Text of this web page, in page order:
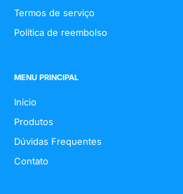
Termos de serviço
Política de reembolso
MENU PRINCIPAL
Início
Produtos
Dúvidas Frequentes
Contato